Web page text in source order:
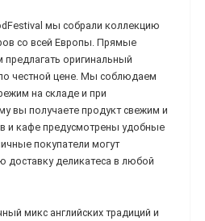
мы собрали коллекцию
со всей Европы. Прямые
оригинальный
честной цене. Мы соблюдаем
на складе и при
вы получаете продукт свежим и
и кафе предусмотрены удобные
покупатели могут
доставку деликатеса в любой
микс английских традиций и